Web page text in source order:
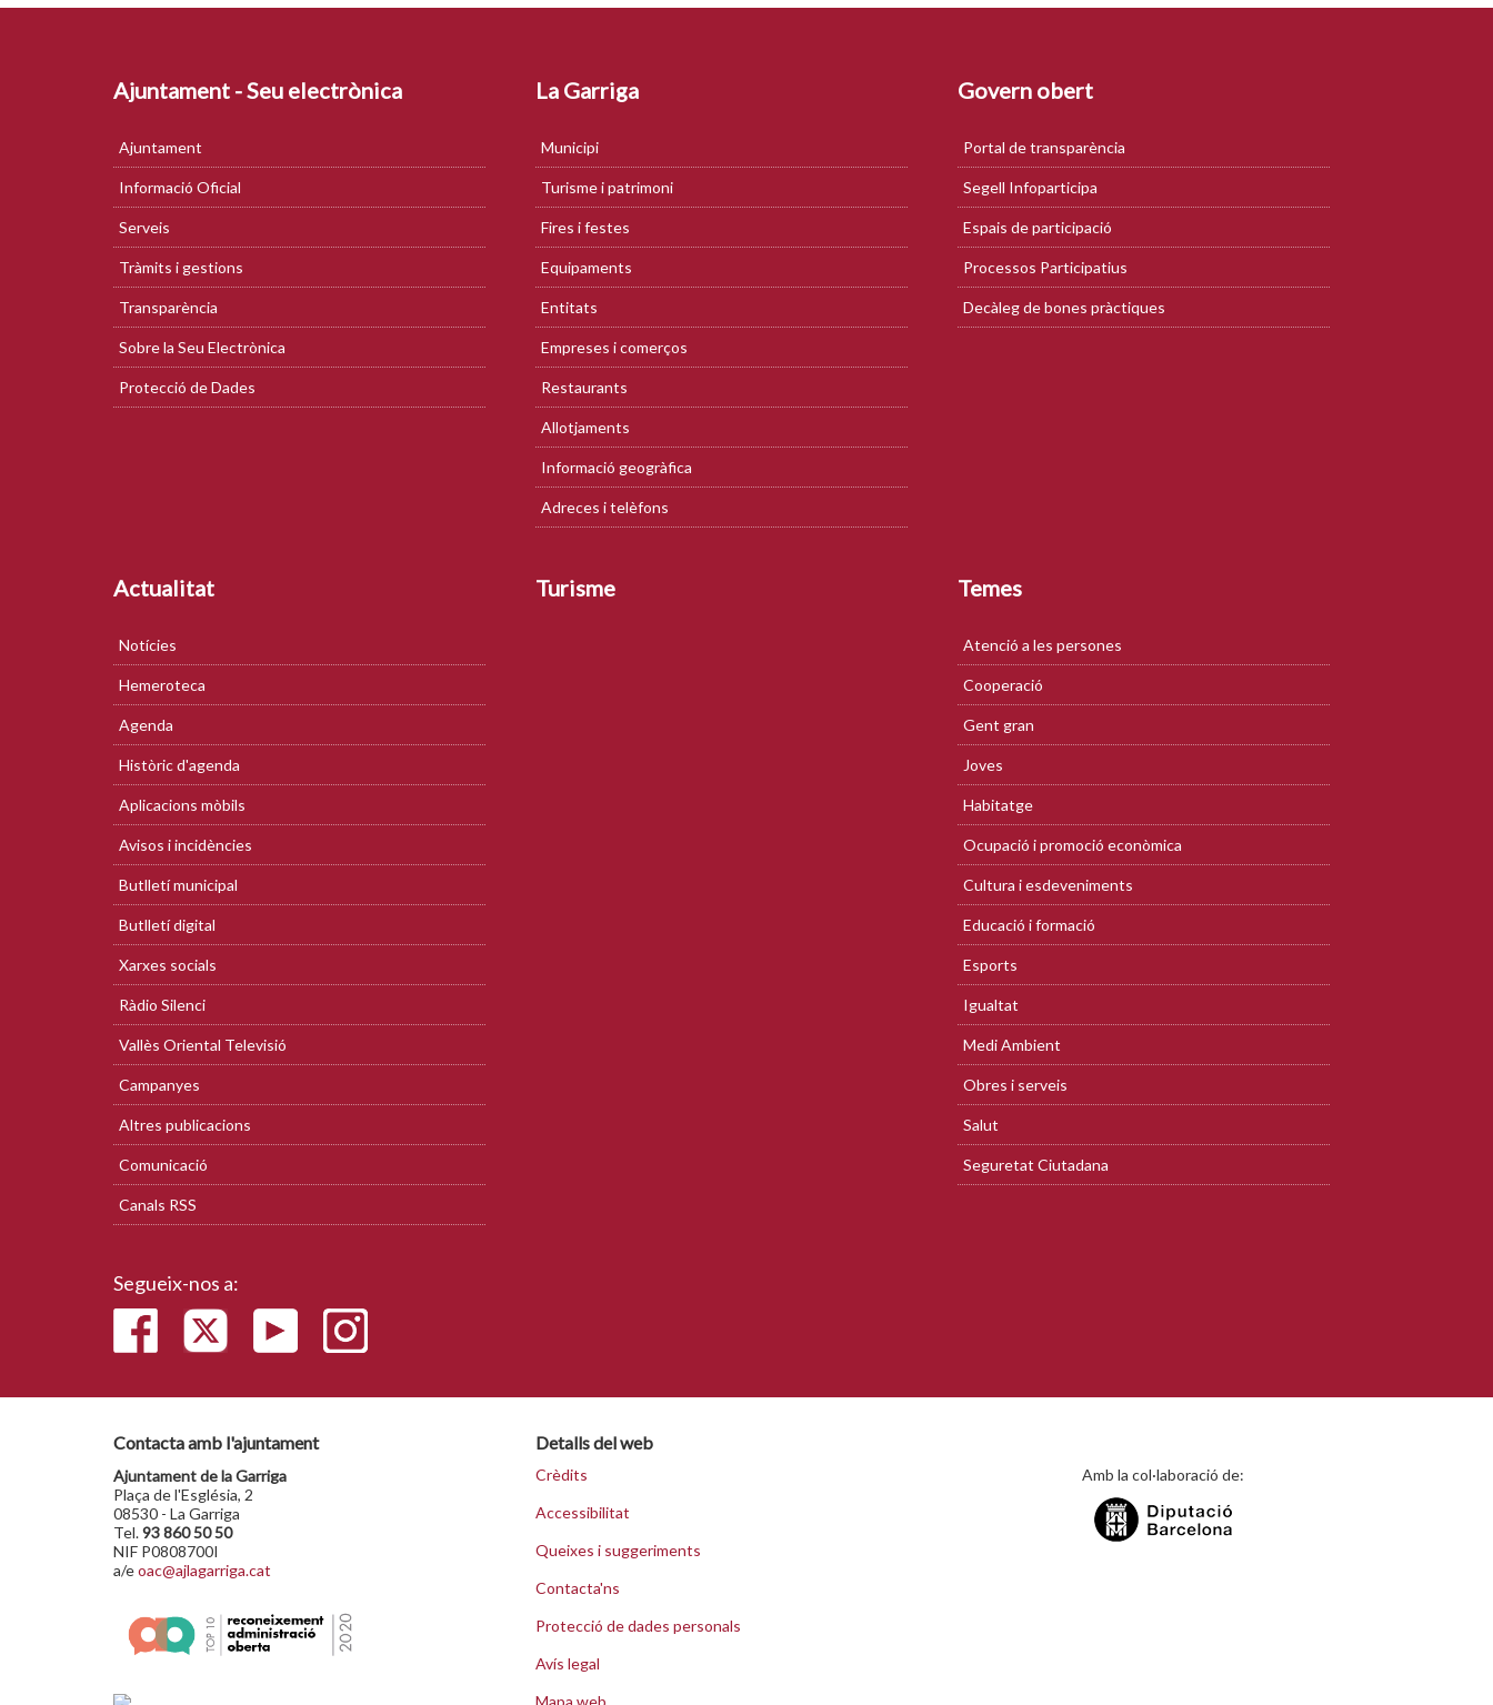
Ajuntament - Seu electrònica
Ajuntament
Informació Oficial
Serveis
Tràmits i gestions
Transparència
Sobre la Seu Electrònica
Protecció de Dades
La Garriga
Municipi
Turisme i patrimoni
Fires i festes
Equipaments
Entitats
Empreses i comerços
Restaurants
Allotjaments
Informació geogràfica
Adreces i telèfons
Govern obert
Portal de transparència
Segell Infoparticipa
Espais de participació
Processos Participatius
Decàleg de bones pràctiques
Actualitat
Notícies
Hemeroteca
Agenda
Històric d'agenda
Aplicacions mòbils
Avisos i incidències
Butlletí municipal
Butlletí digital
Xarxes socials
Ràdio Silenci
Vallès Oriental Televisió
Campanyes
Altres publicacions
Comunicació
Canals RSS
Turisme Temes
Atenció a les persones
Cooperació
Gent gran
Joves
Habitatge
Ocupació i promoció econòmica
Cultura i esdeveniments
Educació i formació
Esports
Igualtat
Medi Ambient
Obres i serveis
Salut
Seguretat Ciutadana
Segueix-nos a:
Contacta amb l'ajuntament
Ajuntament de la Garriga
Plaça de l'Església, 2
08530 - La Garriga
Tel.93 860 50 50
NIF P0808700I
a/eoac@ajlagarriga.cat
Detalls del web
Crèdits
Accessibilitat
Queixes i suggeriments
Contacta'ns
Protecció de dades personals
Avís legal
Mapa web
Amb la col·laboració de: